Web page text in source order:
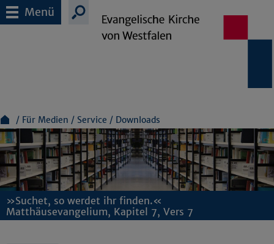
Menü
Für Medien Service Downloads
»Suchet, so werdet ihr finden.«
Matthäusevangelium, Kapitel 7, Vers 7